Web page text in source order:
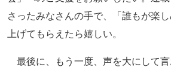
さったみなさんの手で、「誰もが楽
上げてもらえたら嬉しい。
最後に、もう一度、声を大にして